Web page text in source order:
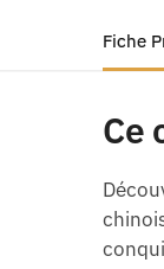
Fiche
Ce